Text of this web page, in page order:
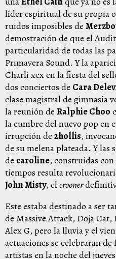
líder espiritual de su propia
ruidos imposibles de
demostración de que el
particularidad de todas las
Primavera Sound. Y la
Charli xcx en la fiesta del
dos conciertos de Cara
clase magistral de gimnasia
la reunión de Ralphie Choo
la cumbre del nuevo pop en
irrupción de 2hollis,
de su melena plateada. Y
de caroline, construidas
tiempos resulta
John Misty, elcrooner
Este estaba destinado a ser
de Massive Attack, Doja
Alex G, pero la lluvia y el
actuaciones se celebraran
artistas en la noche del